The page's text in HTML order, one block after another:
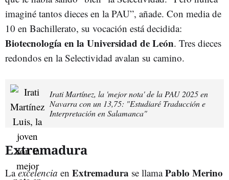
imaginé tantos dieces en la PAU”, añade. Con media de
10 en Bachillerato, su vocación está decidida:
Biotecnología en la Universidad de León. Tres dieces
redondos en la Selectividad avalan su camino.
Irati Martínez, la 'mejor nota' de la PAU 2025 en
Navarra con un 13,75: "Estudiaré Traducción e
Interpretación en Salamanca"
Extremadura
Laexcelencia en Extremadura se llamaPablo Merino